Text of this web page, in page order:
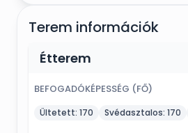
Terem információk
Étterem
BEFOGADÓKÉPESSÉG (FŐ)
Ültetett: 170 Svédasztalos: 170